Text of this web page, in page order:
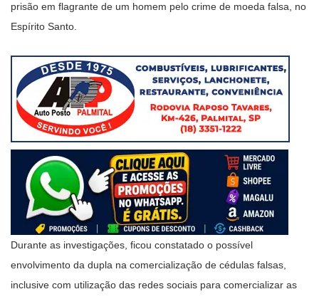
prisão em flagrante de um homem pelo crime de moeda falsa, no
Espírito Santo.
Durante as investigações, ficou constatado o possível
envolvimento da dupla na comercialização de cédulas falsas,
inclusive com utilização das redes sociais para comercializar as